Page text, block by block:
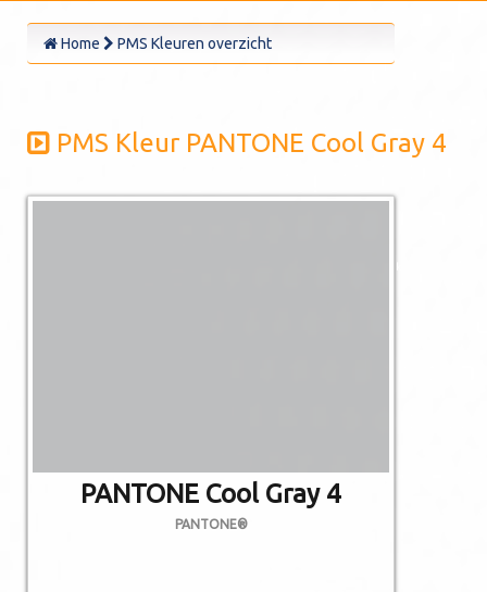
Home PMS Kleuren overzicht
PMS Kleur PANTONE Cool Gray 4
PANTONE Cool Gray 4
PANTONE®